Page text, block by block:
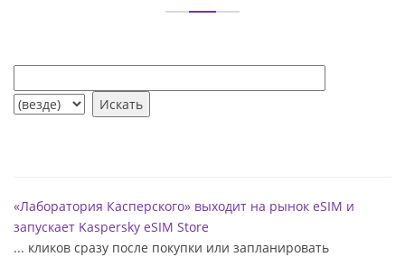
«Лаборатория Касперского» выходит на рынок eSIM и
запускает Kaspersky eSIM Store
... кликов сразу после покупки или запланировать